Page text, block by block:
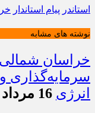
استاندر پیام استاندار
نوشته های مشابه
خراسان
سرمایه‌گذاری
انرژی 16 مرداد 1405 - 17:05